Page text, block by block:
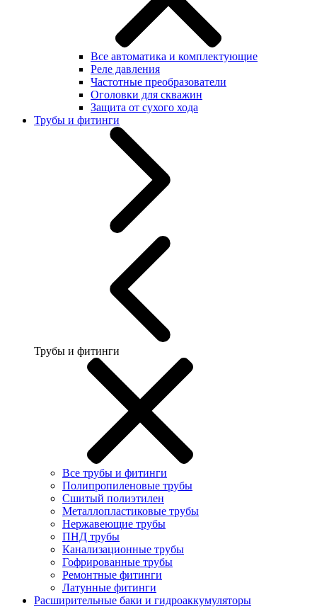
Все автоматика и комплектующие
Реле давления
Частотные преобразователи
Оголовки для скважин
Защита от сухого хода
Трубы и фитинги
Трубы и фитинги
Все трубы и фитинги
Полипропиленовые трубы
Сшитый полиэтилен
Металлопластиковые трубы
Нержавеющие трубы
ПНД трубы
Канализационные трубы
Гофрированные трубы
Ремонтные фитинги
Латунные фитинги
Расширительные баки и гидроаккумуляторы